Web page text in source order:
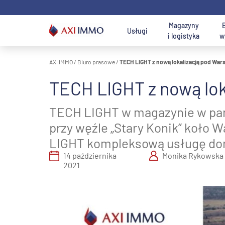
do
Usługi
Usługi AXI IMMO
Usługi
konsultingowe
Usługi
transakcyjne
Magazyny
i logistyka
Magazyny i hale
do wynajęcia
Magazyny na
sprzedaż
Usługi działu
pow.
AXI IMMO
Na wynajem
Wyszukaj
najlepsze biuro
Działki na
sprzedaż
Usługi działu
gruntów
inwestycyjnych
Poznaj nas -
inwestycyjnych
Lokalizacja
AXI IMMO / Biuro prasowe / TECH LIGHT z nową lokalizacją pod
TECH LIGHT z nową
TECH LIGHT w magazynie w
przy węźle „Stary Konik” koło
LIGHT kompleksową usługę
14 października
2021
Monika Rykowska